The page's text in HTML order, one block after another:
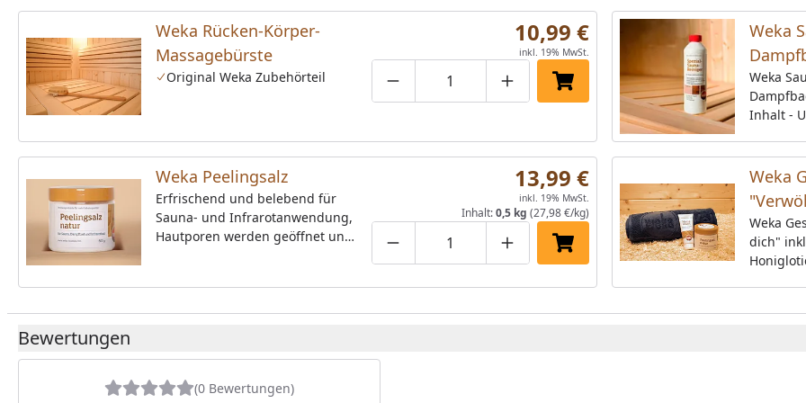
Saunagang zur Seite. Gefertigt
aus Spezialholz ermöglicht Sie
Ihnen die optimale
Portionierung des Aufgusses.
Weka Rücken-Körper-
Massagebürste
Original Weka Zubehörteil
Produktmenge um eins verringern
Produktmenge manuell eingeben
Produktmenge um eins erhöhen
In den Einkaufswagen legen
10,99 €
inkl. 19% MwSt.
Weka
Weka
Inhalt -
Weka Peelingsalz
Erfrischend und belebend für
Sauna- und Infrarotanwendung,
Hautporen werden geöffnet und
g-Dose
Produktmenge um eins verringern
Produktmenge manuell eingeben
Produktmenge um eins erhöhen
In den Einkaufswagen legen
13,99 €
inkl. 19% MwSt.
Inhalt:0,5 kg (27,98 €/kg)
Weka
und
Weka
dich"
sorgen
Bewertungen
(0 Bewertungen)